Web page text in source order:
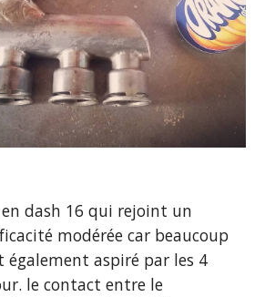
dash 16 qui rejoint un
modérée car beaucoup
également aspiré par les 4
le contact entre le